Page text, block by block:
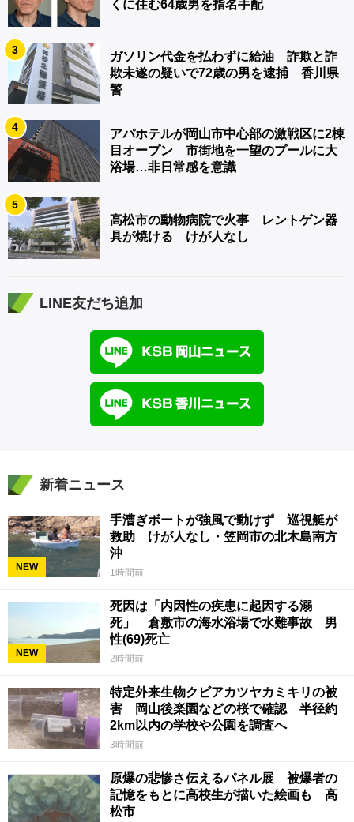
くに住む64歳男を指名手配
3
ガソリン代金を払わずに給油 詐欺と詐
欺未遂の疑いで72歳の男を逮捕 香川県
警
4
アパホテルが岡山市中心部の激戦区に2棟
目オープン 市街地を一望のプールに大
浴場…非日常感を意識
5
高松市の動物病院で火事 レントゲン器
具が焼ける けが人なし
LINE友だち追加
新着ニュース
NEW
手漕ぎボートが強風で動けず 巡視艇が
救助 けが人なし・笠岡市の北木島南方
沖
1時間前
NEW
死因は「内因性の疾患に起因する溺
死」 倉敷市の海水浴場で水難事故 男
性(69)死亡
2時間前
特定外来生物クビアカツヤカミキリの被
害 岡山後楽園などの桜で確認 半径約
2km以内の学校や公園を調査へ
3時間前
原爆の悲惨さ伝えるパネル展 被爆者の
記憶をもとに高校生が描いた絵画も 高
松市